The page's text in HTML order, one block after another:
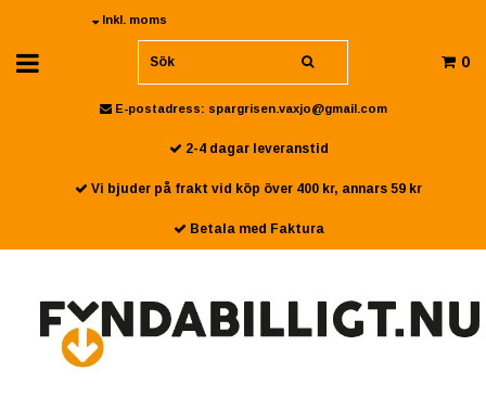
Inkl. moms
0
E-postadress: spargrisen.vaxjo@gmail.com
2-4 dagar leveranstid
Vi bjuder på frakt vid köp över 400 kr, annars 59 kr
Betala med Faktura